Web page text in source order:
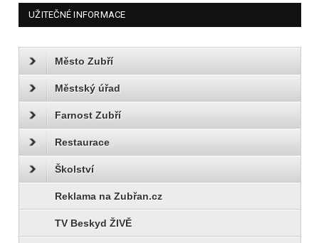
UŽITEČNÉ INFORMACE
Město Zubří
Městský úřad
Farnost Zubří
Restaurace
Školství
Reklama na Zubřan.cz
TV Beskyd ŽIVĚ